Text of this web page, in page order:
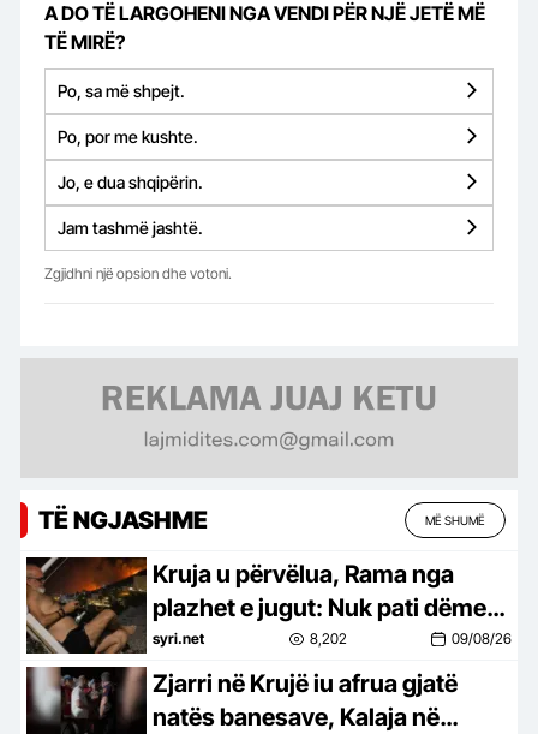
A DO TË LARGOHENI NGA VENDI PËR NJË JETË MË
TË MIRË?
Po, sa më shpejt.
Po, por me kushte.
Jo, e dua shqipërin.
Jam tashmë jashtë.
Zgjidhni një opsion dhe votoni.
TË NGJASHME MË SHUMË
Kruja u përvëlua, Rama nga
plazhet e jugut: Nuk pati dëme…
syri.net 8,202 09/08/26
Zjarri në Krujë iu afrua gjatë
natës banesave, Kalaja në